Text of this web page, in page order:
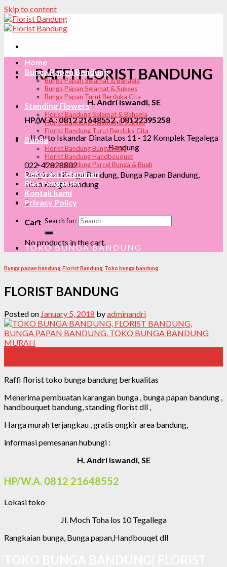
Skip to content
RAFFI FLORIST BANDUNG
H. Andri Iswandi, SE
HP/W.A : 0812 21648552 , 08122395258
Jl. Otto Iskandar Dinata Los 11 - 12 Komplek Tegalega
Bandung
022-42828802
Rangkaian Bunga Bandung, Bunga Papan Bandung,
Toko Bunga Bandung
0
Cart
No products in the cart.
Home
Bunga Papan Bandung
Bunga Papan Selamat & Bahagia
Bunga Papan Selamat & Sukses
Bunga Papan Turut Berduka Cita
Standing Flowers
Florist Bandung Selamat & Bahagia
Florist Bandung Selamat & Sukses
Florist Bandung Turut Berduka Cita
Bunga
Florist Bandung Bunga Meja
Florist Bandung Handbouquet
Florist Bandung Parcel Bunga & Buah
Dekorasi Pelaminan
Rias Pengantin
Kontak kami
Privacy Policy
Search for:
TOKO BUNGA BANDUNG
Bunga papan bandung Florist Bandung Toko bunga bandung
FLORIST BANDUNG
Posted on January 5, 2018 byadminandri
Raffi florist toko bunga bandung berkualitas
Menerima pembuatan karangan bunga , bunga papan bandung ,
handbouquet bandung, standing florist dll ,
Harga murah terjangkau , gratis ongkir area bandung,
informasi pemesanan hubungi :
H. Andri Iswandi, SE
HP/W.A. 0812 21648552
Lokasi toko
Jl. Moch Toha los 10 Tegallega
Rangkaian bunga, Bunga papan,Handbouqet dll